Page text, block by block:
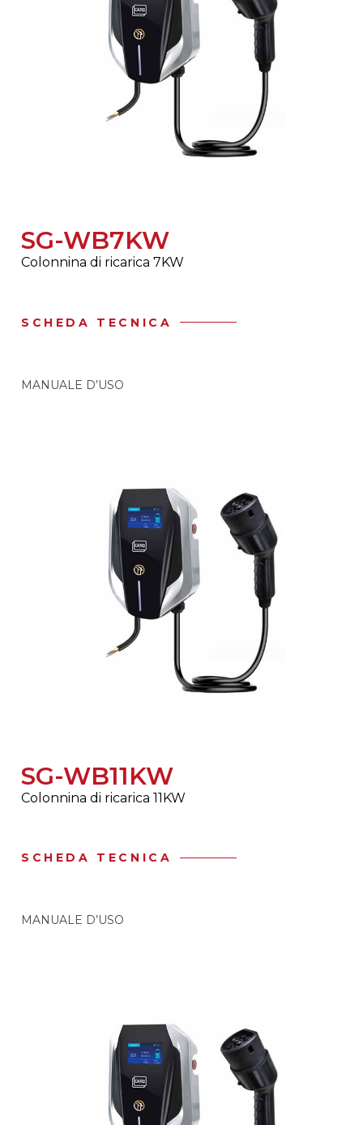
SG-WB7KW
Colonnina di ricarica 7KW
SCHEDA TECNICA
MANUALE D’USO
SG-WB11KW
Colonnina di ricarica 11KW
SCHEDA TECNICA
MANUALE D’USO